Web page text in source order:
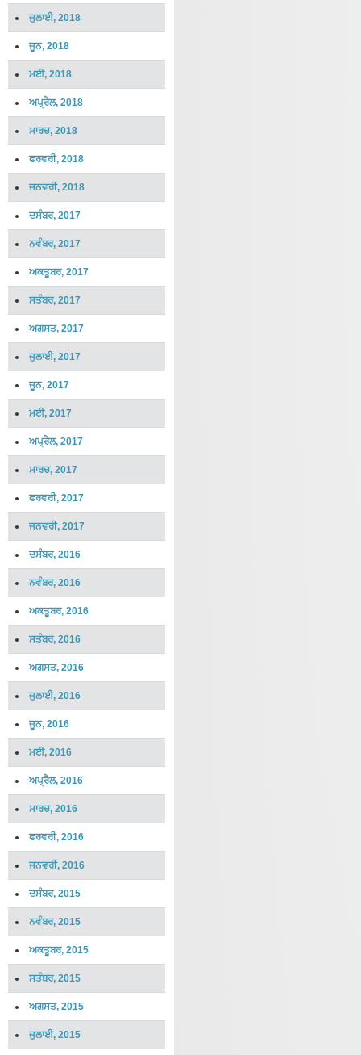
ਜੁਲਾਈ, 2018
ਜੂਨ, 2018
ਮਈ, 2018
ਅਪ੍ਰੈਲ, 2018
ਮਾਰਚ, 2018
ਫਰਵਰੀ, 2018
ਜਨਵਰੀ, 2018
ਦਸੰਬਰ, 2017
ਨਵੰਬਰ, 2017
ਅਕਤੂਬਰ, 2017
ਸਤੰਬਰ, 2017
ਅਗਸਤ, 2017
ਜੁਲਾਈ, 2017
ਜੂਨ, 2017
ਮਈ, 2017
ਅਪ੍ਰੈਲ, 2017
ਮਾਰਚ, 2017
ਫਰਵਰੀ, 2017
ਜਨਵਰੀ, 2017
ਦਸੰਬਰ, 2016
ਨਵੰਬਰ, 2016
ਅਕਤੂਬਰ, 2016
ਸਤੰਬਰ, 2016
ਅਗਸਤ, 2016
ਜੁਲਾਈ, 2016
ਜੂਨ, 2016
ਮਈ, 2016
ਅਪ੍ਰੈਲ, 2016
ਮਾਰਚ, 2016
ਫਰਵਰੀ, 2016
ਜਨਵਰੀ, 2016
ਦਸੰਬਰ, 2015
ਨਵੰਬਰ, 2015
ਅਕਤੂਬਰ, 2015
ਸਤੰਬਰ, 2015
ਅਗਸਤ, 2015
ਜੁਲਾਈ, 2015